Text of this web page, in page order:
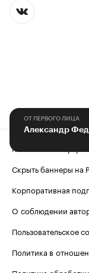
ОТ ПЕРВОГО ЛИЦА
Контактная
Скрыть баннеры на
Корпоративная
О соблюдении
Пользовательское
Политика в